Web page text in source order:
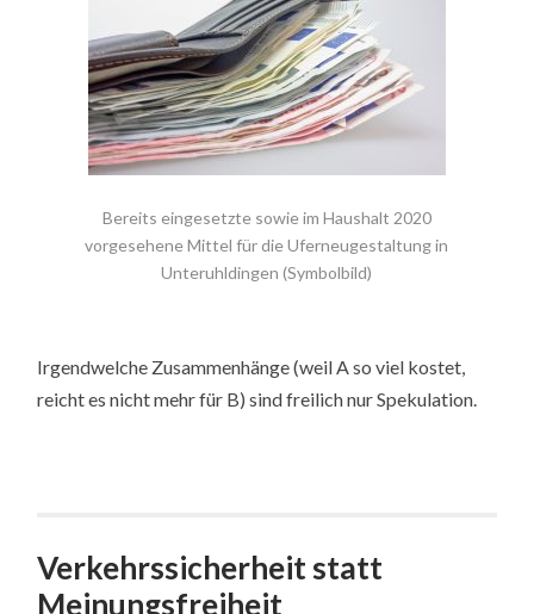
Bereits eingesetzte sowie im Haushalt 2020
vorgesehene Mittel für die Uferneugestaltung in
Unteruhldingen (Symbolbild)
Irgendwelche Zusammenhänge (weil A so viel kostet,
reicht es nicht mehr für B) sind freilich nur Spekulation.
Verkehrssicherheit statt
Meinungsfreiheit